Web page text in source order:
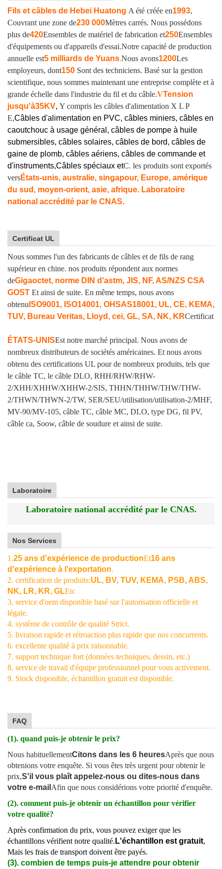
Fils et câbles de Hebei Huatong A été créée en1993,
Couvrant une zone de230 000Mètres carrés. Nous possédons
plus de420Ensembles de matériel de fabrication et250Ensembles
d'équipements ou d'appareils d'essai.Notre capacité de production
annuelle est5 milliards de Yuans.Nous avons1200Les
employeurs, dont150 Sont des techniciens. Basé sur la gestion
scientifique, nous sommes maintenant une entreprise complète et à
grande échelle dans l'industrie du fil et du câble.VTension
jusqu'à35KV, Y compris les câbles d'alimentation X L P
E,Câbles d'alimentation en PVC, câbles miniers, câbles en
caoutchouc à usage général, câbles de pompe à huile
submersibles, câbles solaires, câbles de bord, câbles de
gaine de plomb, câbles aériens, câbles de commande et
d'instruments,Câbles spéciaux etC. les produits sont exportés
versÉtats-unis, australie, singapour, Europe, amérique
du sud, moyen-orient, asie, afrique. Laboratoire
national accrédité par le CNAS.
Certificat UL
Nous sommes l'un des fabricants de câbles et de fils de rang
supérieur en chine. nos produits répondent aux normes
deGigaoctet, norme DIN d'astm, JIS, NF, AS/NZS CSA
GOST Et ainsi de suite. En même temps, nous avons
obtenu ISO9001, ISO14001, OHSAS18001, UL, CE, KEMA,
TUV, Bureau Veritas, Lloyd, cei, GL, SA, NK, KRCertificat
ÉTATS-UNISEst notre marché principal. Nous avons de
nombreux distributeurs de sociétés américaines. Et nous avons
obtenu des certifications UL pour de nombreux produits, tels que
le câble TC, le câble DLO, RHH/RHW/RHW-
2/XHH/XHHW/XHHW-2/SIS, THHN/THHW/THW/THW-
2/THWN/THWN-2/TW, SER/SEU/utilisation/utilisation-2/MHF,
MV-90/MV-105, câble TC, câble MC, DLO, type DG, fil PV,
câble ca, Soow, câble de soudure et ainsi de suite.
Laboratoire
Laboratoire national accrédité par le CNAS.
Nos Services
1.25 ans d'expérience de productionEt16 ans
d'expérience à l'exportation.
2. certification de produits:UL, BV, TUV, KEMA, PSB, ABS,
NK, LR, KR, GLEtc
3. service d'oem disponible basé sur l'autorisation officielle et
légale.
4. système de contrôle de qualité Strict.
5. livraison rapide et rétroaction plus rapide que nos concurrents.
6. excellente qualité à prix raisonnable.
7. support technique fort (données techniques, dessin, etc.)
8. service de travail d'équipe professionnel pour vous activement.
9. Stock disponible, échantillon gratuit est disponible.
FAQ
(1). quand puis-je obtenir le prix?
Nous habituellementCitons dans les 6 heuresAprès que nous
obtenions votre enquête. Si vous êtes très urgent pour obtenir le
prix,S'il vous plaît appelez-nous ou dites-nous dans
votre e-mail Afin que nous considérions votre priorité d'enquête.
(2). comment puis-je obtenir un échantillon pour vérifier
votre qualité?
Après confirmation du prix, vous pouvez exiger que les
échantillons vérifient notre qualité. L'échantillon est gratuit,
Mais les frais de transport doivent être payés.
(3). combien de temps puis-je attendre pour obtenir